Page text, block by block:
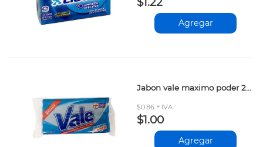
Agregar
Jabon vale maximo poder 200gr
$0.86 + IVA
$1.00
Agregar